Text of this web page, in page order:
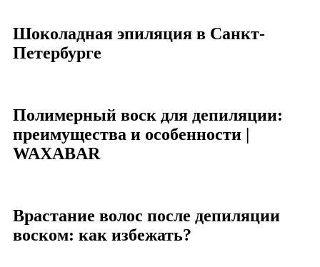
Шоколадная эпиляция в Санкт-
Петербурге
Полимерный воск для депиляции:
преимущества и особенности |
WAXABAR
Врастание волос после депиляции
воском: как избежать?